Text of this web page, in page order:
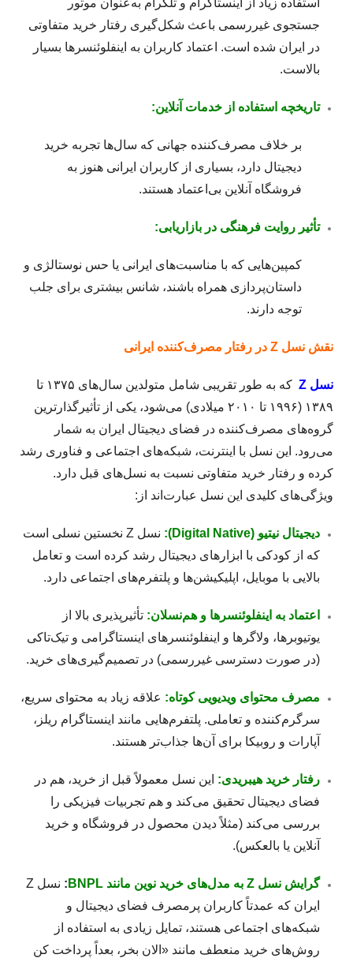
جستجوی غیررسمی باعث شکل‌گیری رفتار خرید متفاوتی
در ایران شده است. اعتماد کاربران به اینفلوئنسرها بسیار
بالاست.
تاریخچه استفاده از خدمات آنلاین:
بر خلاف مصرف‌کننده جهانی که سال‌ها تجربه خرید
دیجیتال دارد، بسیاری از کاربران ایرانی هنوز به
فروشگاه آنلاین بی‌اعتماد هستند.
تأثیر روایت فرهنگی در بازاریابی:
کمپین‌هایی که با مناسبت‌های ایرانی یا حس نوستالژی و
داستان‌پردازی همراه باشند، شانس بیشتری برای جلب
توجه دارند.
نقش نسل Z در رفتار مصرف‌کننده ایرانی
نسل Z
که به طور تقریبی شامل متولدین سال‌های ۱۳۷۵ تا
۱۳۸۹ (۱۹۹۶ تا ۲۰۱۰ میلادی) می‌شود، یکی از تأثیرگذارترین
گروه‌های مصرف‌کننده در فضای دیجیتال ایران به شمار
می‌رود. این نسل با اینترنت، شبکه‌های اجتماعی و فناوری رشد
کرده و رفتار خرید متفاوتی نسبت به نسل‌های قبل دارد.
ویژگی‌های کلیدی این نسل عبارت‌اند از:
دیجیتال نیتیو (Digital Native):
نسل Z نخستین نسلی است
که از کودکی با ابزارهای دیجیتال رشد کرده است و تعامل
بالایی با موبایل، اپلیکیشن‌ها و پلتفرم‌های اجتماعی دارد.
اعتماد به اینفلوئنسرها و هم‌نسلان: تأثیرپذیری بالا از
یوتیوبرها، ولاگرها و اینفلوئنسرهای اینستاگرامی و تیک‌تاکی
(در صورت دسترسی غیررسمی) در تصمیم‌گیری‌های خرید.
مصرف محتوای ویدیویی کوتاه: علاقه زیاد به محتوای سریع،
سرگرم‌کننده و تعاملی. پلتفرم‌هایی مانند اینستاگرام ریلز،
آپارات و روبیکا برای آن‌ها جذاب‌تر هستند.
رفتار خرید هیبریدی: این نسل معمولاً قبل از خرید، هم در
فضای دیجیتال تحقیق می‌کند و هم تجربیات فیزیکی را
بررسی می‌کند (مثلاً دیدن محصول در فروشگاه و خرید
آنلاین یا بالعکس).
گرایش نسل Z به مدل‌های خرید نوین مانند BNPL :
نسل Z
ایران که عمدتاً کاربران پرمصرف فضای دیجیتال و
شبکه‌های اجتماعی هستند، تمایل زیادی به استفاده از
روش‌های خرید منعطف مانند «الان بخر، بعداً پرداخت کن